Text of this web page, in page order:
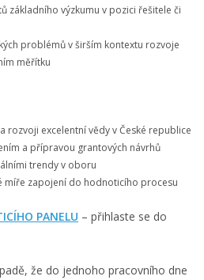
základního výzkumu v pozici řešitele či
problémů v širším kontextu rozvoje
měřítku
rozvoji excelentní vědy v České republice
a přípravou grantových návrhů
trendy v oboru
míře zapojení do hodnoticího procesu
PANELU – přihlaste se do
že do jednoho pracovního dne